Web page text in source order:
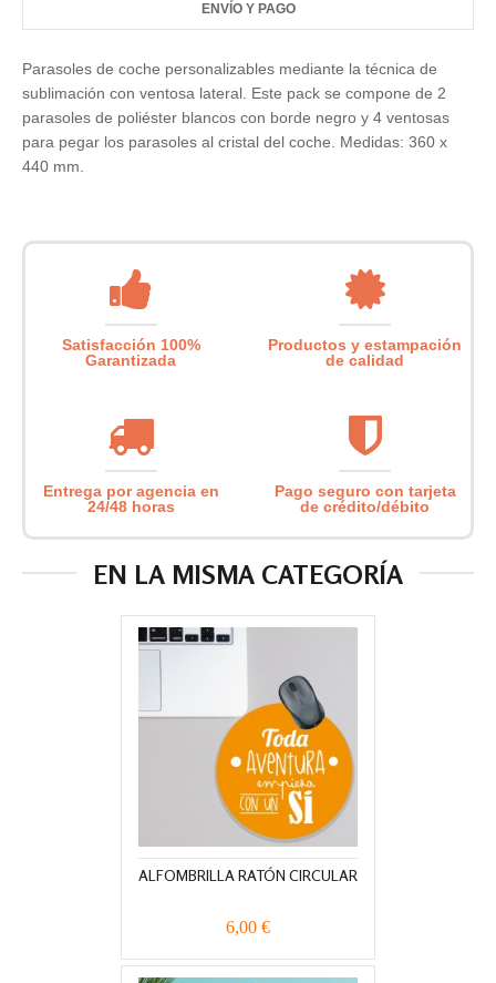
ENVÍO Y PAGO
Parasoles de coche personalizables mediante la técnica de
sublimación con ventosa lateral. Este pack se compone de 2
parasoles de poliéster blancos con borde negro y 4 ventosas
para pegar los parasoles al cristal del coche. Medidas: 360 x
440 mm.
Satisfacción 100%
Garantizada
Productos y estampación
de calidad
Entrega por agencia en
24/48 horas
Pago seguro con tarjeta
de crédito/débito
EN LA MISMA CATEGORÍA
ALFOMBRILLA RATÓN CIRCULAR
6,00 €